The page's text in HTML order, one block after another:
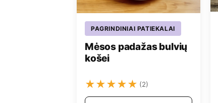
PAGRINDINIAI PATIEKALAI
Mėsos padažas bulvių
košei
★★★★★ (2)